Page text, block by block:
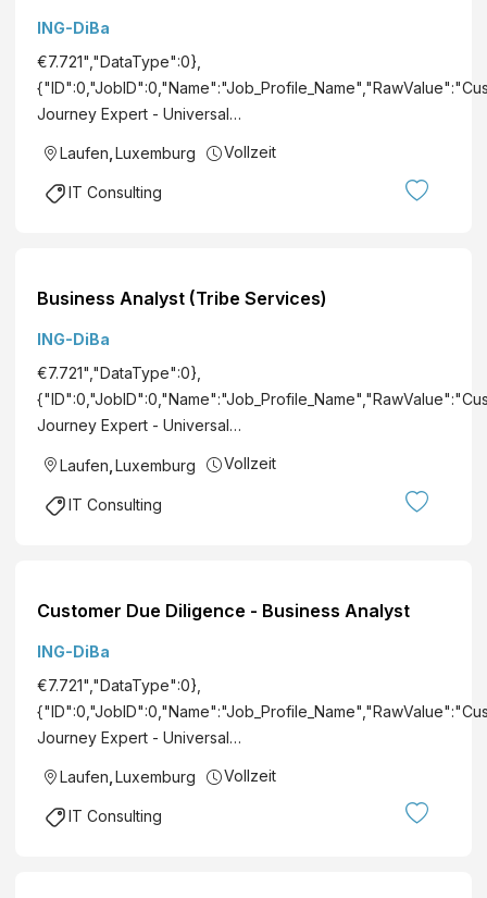
ING-DiBa
€7.721","DataType":0},
Journey Expert - Universal…
Laufen Luxemburg Vollzeit
IT Consulting
Business Analyst (Tribe Services)
ING-DiBa
€7.721","DataType":0},
Journey Expert - Universal…
Laufen Luxemburg Vollzeit
IT Consulting
Customer Due Diligence - Business Analyst
ING-DiBa
€7.721","DataType":0},
Journey Expert - Universal…
Laufen Luxemburg Vollzeit
IT Consulting